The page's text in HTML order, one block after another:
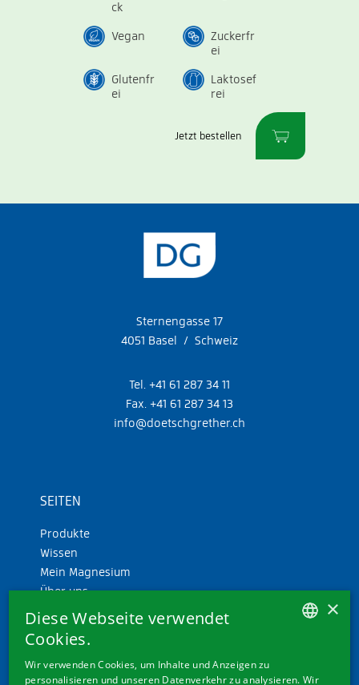
ck
Vegan
Zuckerfr
ei
Glutenfr
ei
Laktosef
rei
Jetzt bestellen
Sternengasse 17
4051 Basel / Schweiz
Tel. +41 61 287 34 11
Fax. +41 61 287 34 13
info@doetschgrether.ch
SEITEN
Produkte
Wissen
Mein Magnesium
Über uns
FRENCH
×
Diese Webseite verwendet
Cookies.
Wir verwenden Cookies, um Inhalte und Anzeigen zu
personalisieren und unseren Datenverkehr zu analysieren. Wir